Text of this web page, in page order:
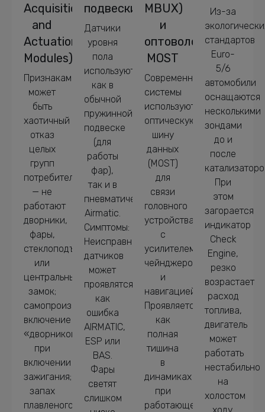
Acquisition
and
Actuation
Modules)
Признаками
может
быть
хаотичный
отказ
целых
групп
потребителей
— не
работают
дворники,
фары,
стеклоподъемники
или
центральный
замок;
самопроизвольное
включение
«дворников»
при
включении
зажигания;
запах
плавленого
подвески
Датчики
уровня
пола
используются
как в
обычной
пружинной
подвеске
(для
работы
фар),
так и в
пневматической
Airmatic.
Симптомы:
Неисправность
датчиков
может
проявлятся
как
ошибка
AIRMATIC,
ESP или
BAS.
Фары
светят
слишком
MBUX)
и
оптоволокно
MOST
Современные
системы
используют
оптическую
шину
данных
(MOST)
для
связи
головного
устройства
с
усилителем,
чейнджером
и
навигацией.
Проявляется
как
полная
тишина
в
динамиках
при
работающей
Из-за
стандартов
Euro-
5/6
автомобили
оснащаются
несколькими
зондами
до и
после
При
этом
загорается
индикатор
Check
Engine,
резко
возрастает
расход
топлива,
двигатель
может
работать
нестабильно
на
холостом